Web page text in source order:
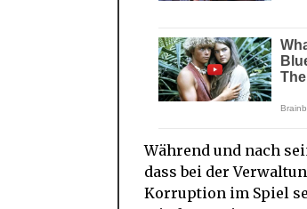
Während und nach
dass bei der
Korruption im Spiel